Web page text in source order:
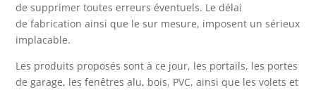
de supprimer toutes erreurs éventuels. Le délai
de fabrication ainsi que le sur mesure, imposent un sérieux
implacable.
Les produits proposés sont à ce jour, les portails, les portes
de garage, les fenêtres alu, bois, PVC, ainsi que les volets et